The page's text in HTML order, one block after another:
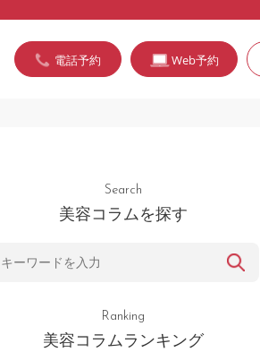
電話予約 Web予約
Search
美容コラムを探す
Ranking
美容コラムランキング